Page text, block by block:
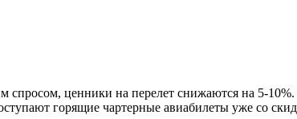
спросом, ценники на перелет снижаются на 5-
горящие чартерные авиабилеты уже со